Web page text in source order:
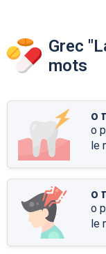
Grec
mots
ο
o
le
ο
o
le